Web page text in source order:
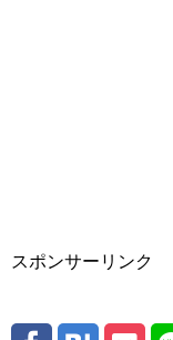
スポンサーリンク